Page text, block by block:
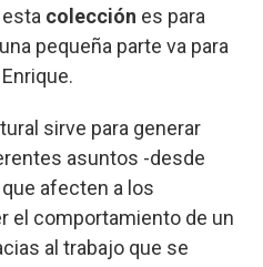
colección es para
pequeña parte va para
sirve para generar
asuntos -desde
afecten a los
el comportamiento de un
al trabajo que se